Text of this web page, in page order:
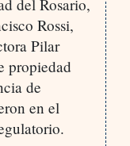
del Rosario,
Rossi,
Pilar
propiedad
de
en el